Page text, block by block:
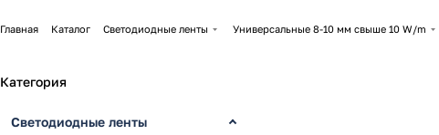
Главная Каталог Светодиодные ленты Универсальные 8-10 мм свыше 10 W/m
Категория
Светодиодные ленты